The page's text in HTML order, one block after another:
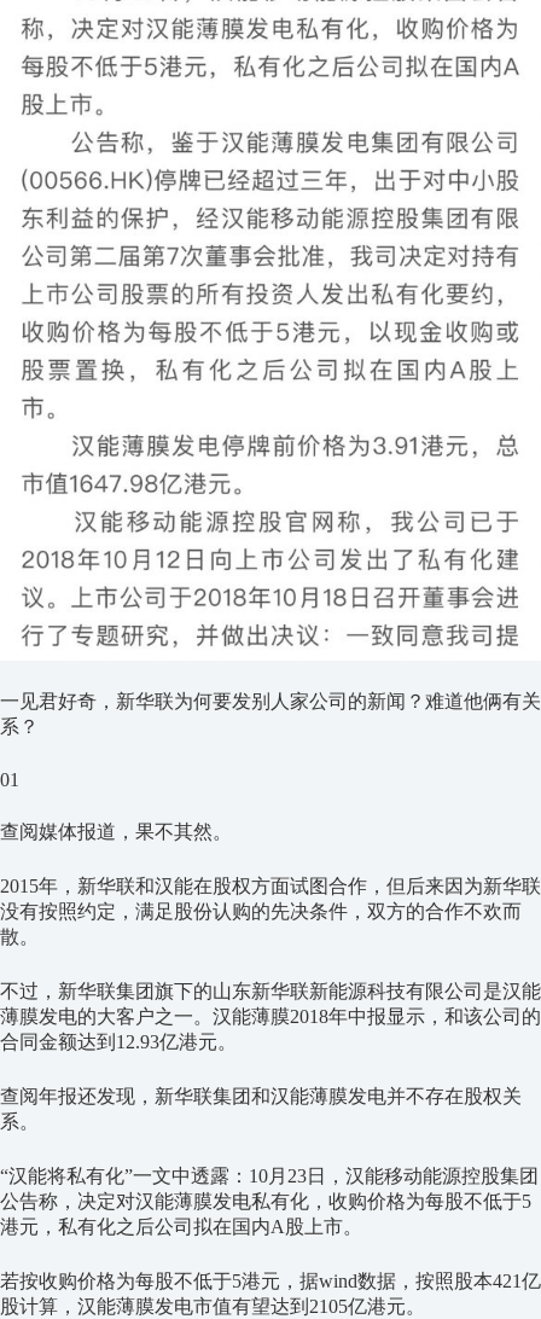
一见君好奇，新华联为何要发别人家公司的新闻？难道他俩有关
系？
01
查阅媒体报道，果不其然。
2015年，新华联和汉能在股权方面试图合作，但后来因为新华联
没有按照约定，满足股份认购的先决条件，双方的合作不欢而
散。
不过，新华联集团旗下的山东新华联新能源科技有限公司是汉能
薄膜发电的大客户之一。汉能薄膜2018年中报显示，和该公司的
合同金额达到12.93亿港元。
查阅年报还发现，新华联集团和汉能薄膜发电并不存在股权关
系。
“汉能将私有化”一文中透露：10月23日，汉能移动能源控股集团
公告称，决定对汉能薄膜发电私有化，收购价格为每股不低于5
港元，私有化之后公司拟在国内A股上市。
若按收购价格为每股不低于5港元，据wind数据，按照股本421亿
股计算，汉能薄膜发电市值有望达到2105亿港元。